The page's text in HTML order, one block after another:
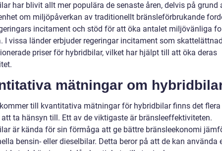
har blivit allt mer populära de senaste åren, delvis på grund
om miljöpåverkan av traditionellt bränsleförbrukande
incitament och stöd för att öka antalet miljövänliga
I vissa länder erbjuder regeringar incitament som
priser för hybridbilar, vilket har hjälpt till att öka deras
mätningar om
till kvantitativa mätningar för hybridbilar finns det
ta hänsyn till. Ett av de viktigaste är bränsleeffektiviteten.
är kända för sin förmåga att ge bättre bränsleekonomi
bensin- eller dieselbilar. Detta beror på att de kan använda